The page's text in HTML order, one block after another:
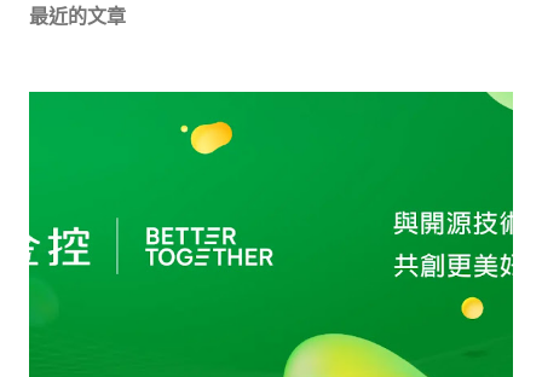
取得點數。 到 TR 413-1 與 TR 413-2 教室外的走廊「紀念品攤
今年有 40 攤。 造訪每個議程教室掃描後，可獲得數點，今年有
25 間議程教室。 擔任講者，可享福利數點（請以收到的登入連
結進入，每名講者限領取乙次）。 今年的紀念品除了可以現金購
框，都是ㄧ個攤位或者ㄧ個小任務，每當你造訪完成任務後，即
可打開「我的票券」中顯示你的 QRcode 給關主獲取點數，您可
以在上方看到您的戰果點數。當您心滿意足準備離開大會會場
前，記得到下述地方將您的點數兌換成滿滿的回憶！ ≡≡≡ 點數兌
換處 ≡≡≡ 【TR 413-1 與 TR 413-2 教室外走廊：紀念品攤位】 1
最近的文章